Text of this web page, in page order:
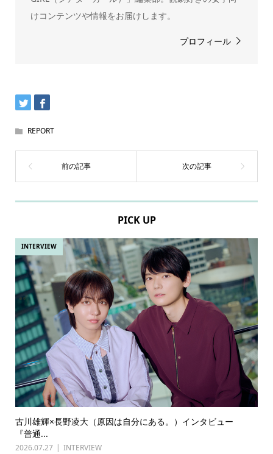
けコンテンツや情報をお届けします。
プロフィール
REPORT
PICK UP
INTERVIEW
古川雄輝×長野凌大（原因は自分にある。）インタビュー
『普通...
2026.07.27 INTERVIEW